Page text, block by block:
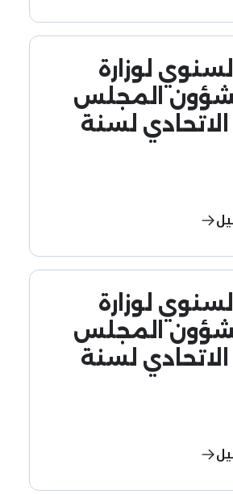
السنوي لوزارة
لشؤون المجلس
الاتحادي لسنة
السنوي لوزارة
لشؤون المجلس
الاتحادي لسنة